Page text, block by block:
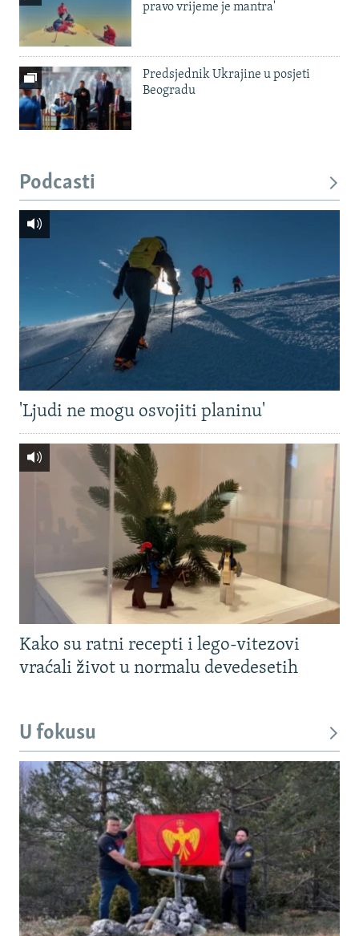
pravo vrijeme je mantra'
Predsjednik Ukrajine u posjeti
Beogradu
Podcasti
'Ljudi ne mogu osvojiti planinu'
Kako su ratni recepti i lego-vitezovi
vraćali život u normalu devedesetih
U fokusu